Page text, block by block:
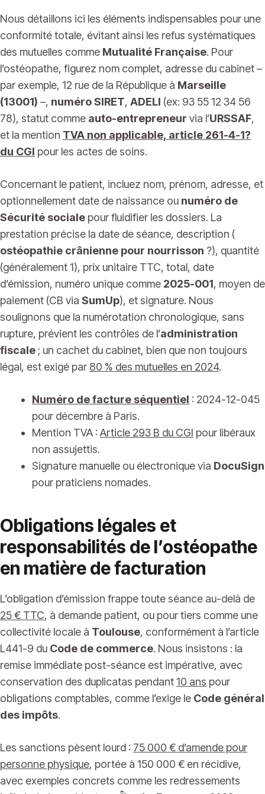
Nous détaillons ici les éléments indispensables pour une
conformité totale, évitant ainsi les refus systématiques
des mutuelles comme Mutualité Française. Pour
l’ostéopathe, figurez nom complet, adresse du cabinet –
par exemple, 12 rue de la République à Marseille
(13001) –, numéro SIRET, ADELI (ex: 93 55 12 34 56
78), statut comme auto-entrepreneur via l’URSSAF,
et la mention TVA non applicable, article 261-4-1?
du CGI pour les actes de soins.
Concernant le patient, incluez nom, prénom, adresse, et
optionnellement date de naissance ou numéro de
Sécurité sociale pour fluidifier les dossiers. La
prestation précise la date de séance, description (
ostéopathie crânienne pour nourrisson ?), quantité
(généralement 1), prix unitaire TTC, total, date
d’émission, numéro unique comme 2025-001, moyen de
paiement (CB via SumUp), et signature. Nous
soulignons que la numérotation chronologique, sans
rupture, prévient les contrôles de l’administration
fiscale ; un cachet du cabinet, bien que non toujours
légal, est exigé par 80 % des mutuelles en 2024.
Numéro de facture séquentiel : 2024-12-045
pour décembre à Paris.
Mention TVA : Article 293 B du CGI pour libéraux
non assujettis.
Signature manuelle ou électronique via DocuSign
pour praticiens nomades.
Obligations légales et
responsabilités de l’ostéopathe
en matière de facturation
L’obligation d’émission frappe toute séance au-delà de
25 € TTC, à demande patient, ou pour tiers comme une
collectivité locale à Toulouse, conformément à l’article
L441-9 du Code de commerce. Nous insistons : la
remise immédiate post-séance est impérative, avec
conservation des duplicatas pendant10 ans pour
obligations comptables, comme l’exige le Code général
des impôts.
Les sanctions pèsent lourd : 75 000 € d’amende pour
personne physique, portée à 150 000 € en récidive,
avec exemples concrets comme les redressements